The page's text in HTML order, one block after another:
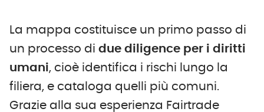
La mappa costituisce un primo passo di
un processo di due diligence per i diritti
umani, cioè identifica i rischi lungo la
filiera, e cataloga quelli più comuni.
Grazie alla sua esperienza Fairtrade